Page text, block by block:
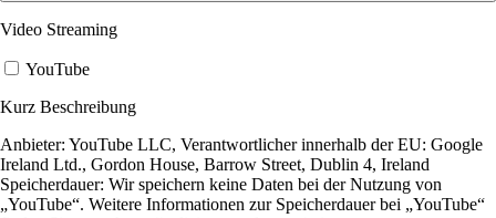
Video Streaming
YouTube
Kurz Beschreibung
Anbieter: YouTube LLC, Verantwortlicher innerhalb der EU: Google
Ireland Ltd., Gordon House, Barrow Street, Dublin 4, Ireland
Speicherdauer: Wir speichern keine Daten bei der Nutzung von
„YouTube“. Weitere Informationen zur Speicherdauer bei „YouTube“